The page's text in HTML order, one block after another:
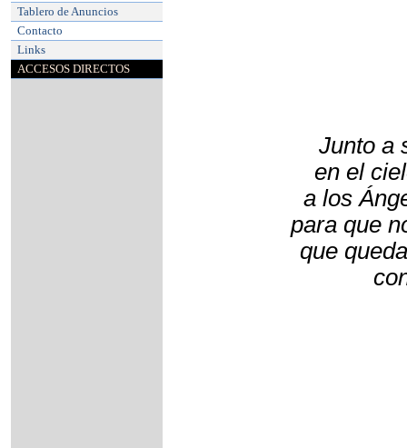
Tablero de Anuncios
Contacto
Links
ACCESOS DIRECTOS
Junto a
en el
a los
para que
que